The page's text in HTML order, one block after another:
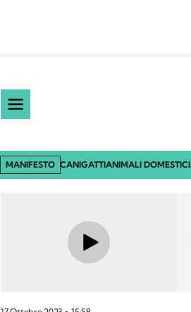
MANIFESTO CANIGATTIANIMALI DOMESTICI